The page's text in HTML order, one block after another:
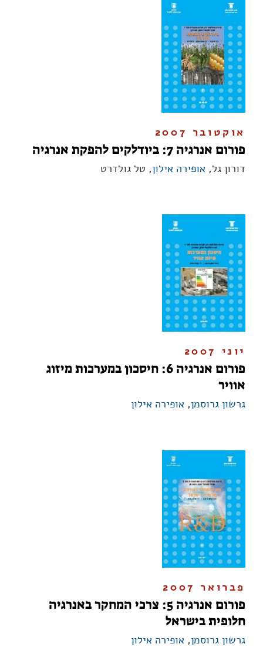
אוקטובר 2007
פורום אנרגיה 7: ביודלקים להפקת אנרגיה
דורון גל, אופירה אילון, טל גולדרט
יוני 2007
פורום אנרגיה 6: חיסכון במערכות מיזוג
אוויר
גרשון גרוסמן, אופירה אילון
פברואר 2007
פורום אנרגיה 5: צרכי המחקר באנרגיה
חלופית בישראל
גרשון גרוסמן, אופירה אילון